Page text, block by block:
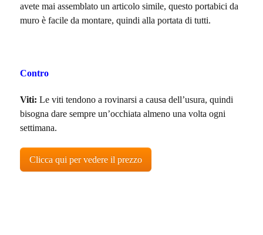
avete mai assemblato un articolo simile, questo portabici da
muro è facile da montare, quindi alla portata di tutti.
Contro
Viti: Le viti tendono a rovinarsi a causa dell’usura, quindi
bisogna dare sempre un’occhiata almeno una volta ogni
settimana.
Clicca qui per vedere il prezzo